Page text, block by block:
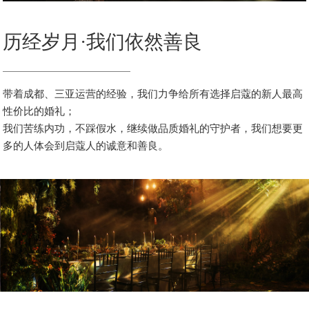
历经岁月·我们依然善良
带着成都、三亚运营的经验，我们力争给所有选择启蔻的新人最高
性价比的婚礼；
我们苦练内功，不踩假水，继续做品质婚礼的守护者，我们想要更
多的人体会到启蔻人的诚意和善良。